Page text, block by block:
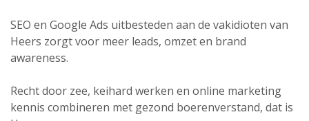
SEO en Google Ads uitbesteden aan de vakidioten van
Heers zorgt voor meer leads, omzet en brand
awareness.
Recht door zee, keihard werken en online marketing
kennis combineren met gezond boerenverstand, dat is